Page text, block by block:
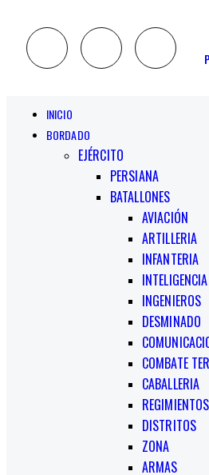
INICIO
BORDADO
EJÉRCITO
PERSIANA
BATALLONES
AVIACIÓN
ARTILLERIA
INFANTERIA
INTELIGENCIA
INGENIEROS
DESMINADO
COMBATE
CABALLERIA
REGIMIENTOS
DISTRITOS
ZONA
ARMAS